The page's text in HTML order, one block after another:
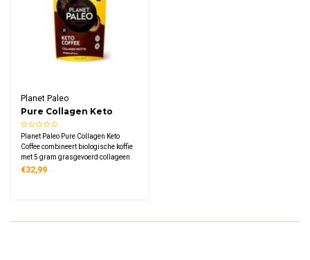
Planet Paleo
Pure Collagen Keto
Coffee
Planet Paleo Pure Collagen Keto
Coffee combineert biologische koffie
met 5 gram grasgevoerd collageen
en MCT-poeder. 4,9 gram eiwit per
€32,99